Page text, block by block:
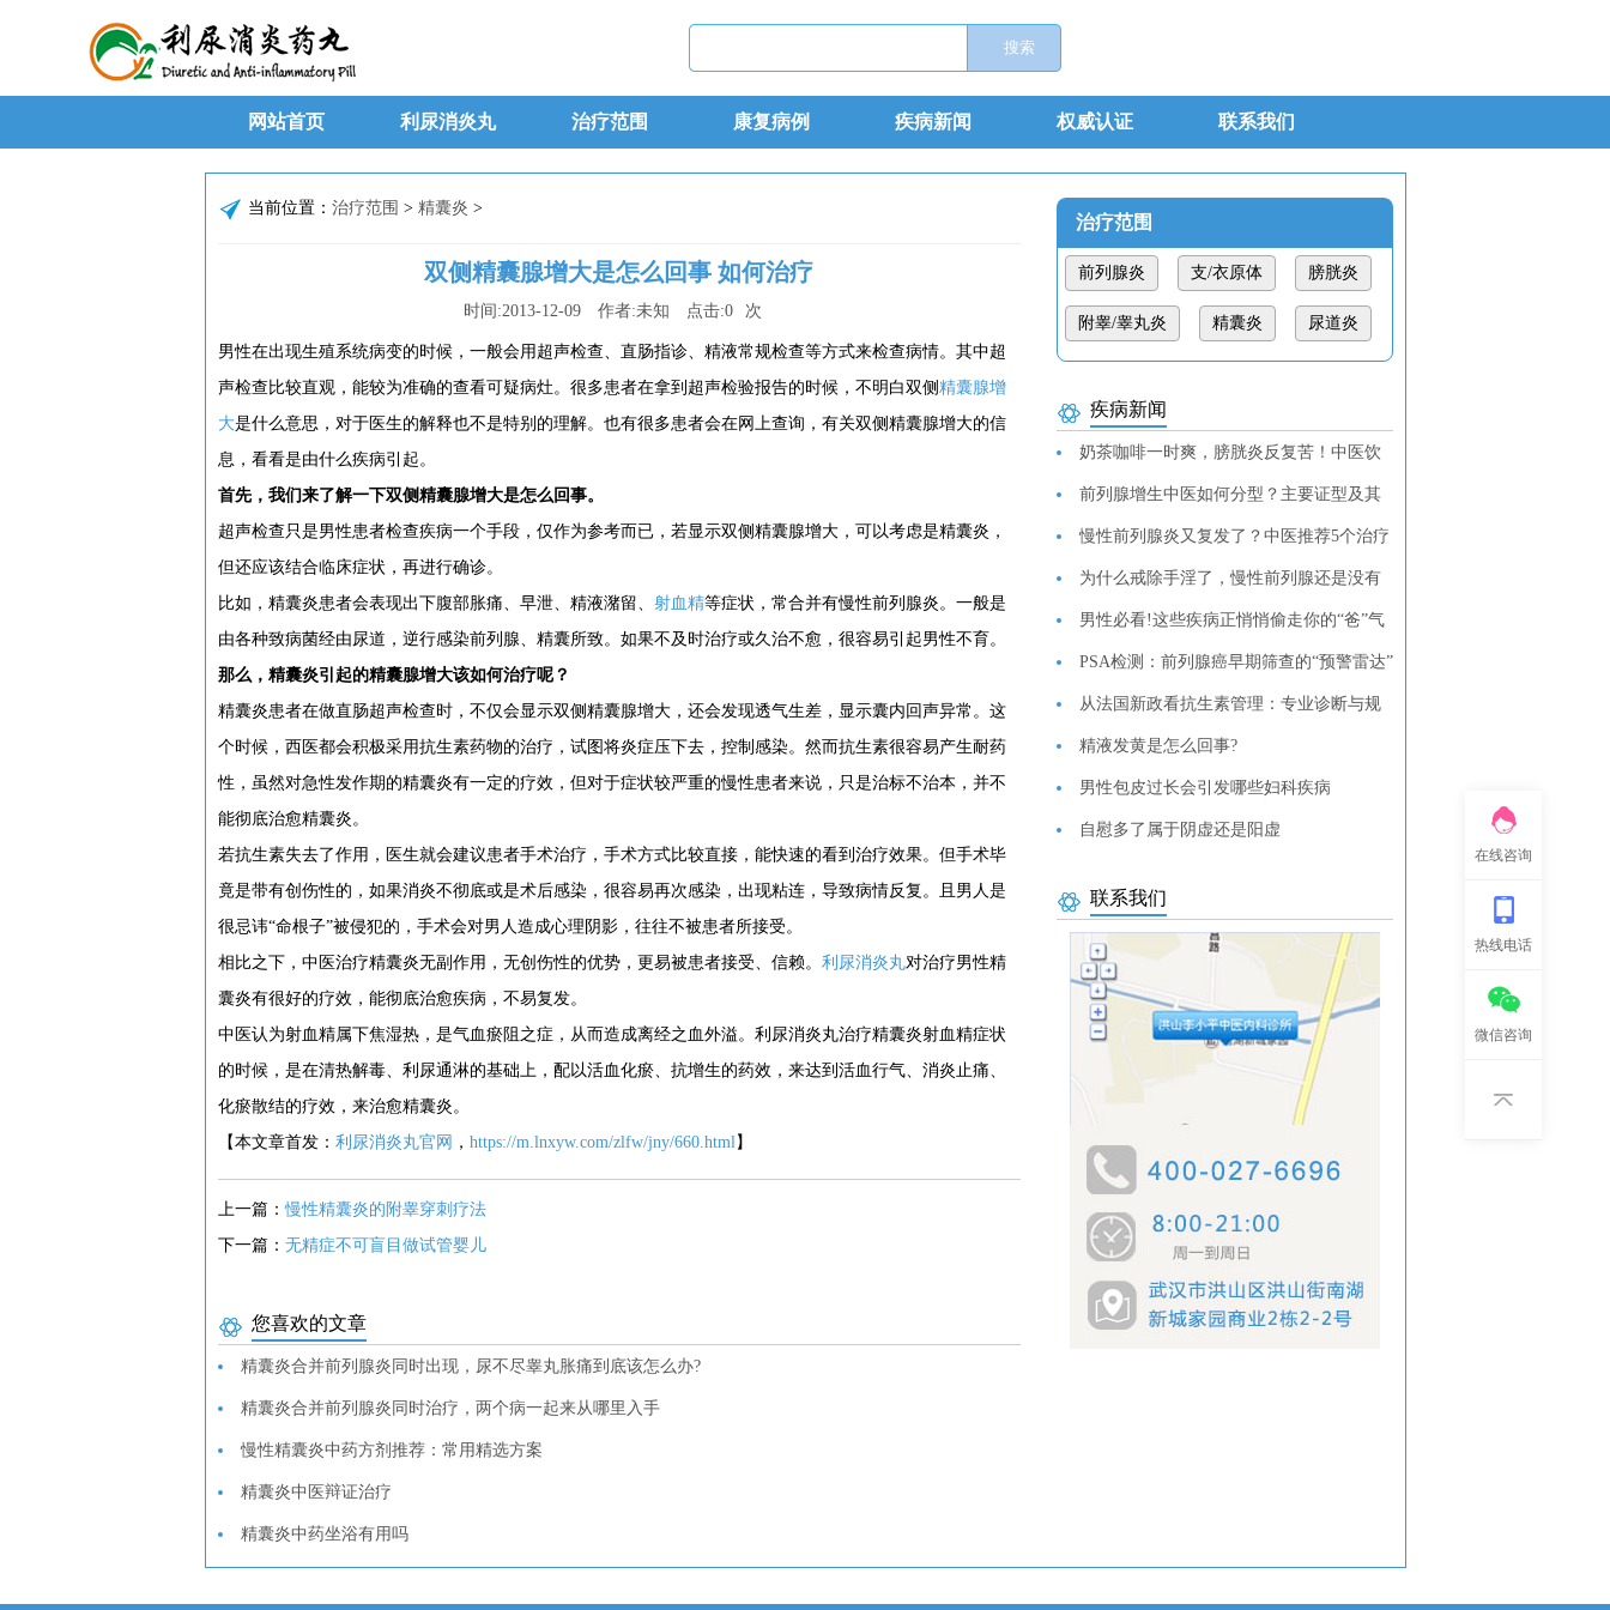
网站首页 利尿消炎丸 治疗范围 康复病例 疾病新闻 权威认证 联系我们
在线咨询
热线电话
微信咨询
当前位置： 治疗范围 > 精囊炎 >
双侧精囊腺增大是怎么回事 如何治疗
时间:2013-12-09 作者:未知 点击:0 次
男性在出现生殖系统病变的时候，一般会用超声检查、直肠指诊、精液常规检查等方式来检查病情。其中超
声检查比较直观，能较为准确的查看可疑病灶。很多患者在拿到超声检验报告的时候，不明白双侧 精囊腺增
大是什么意思，对于医生的解释也不是特别的理解。也有很多患者会在网上查询，有关双侧精囊腺增大的信
息，看看是由什么疾病引起。
首先，我们来了解一下双侧精囊腺增大是怎么回事。
超声检查只是男性患者检查疾病一个手段，仅作为参考而已，若显示双侧精囊腺增大，可以考虑是精囊炎，
但还应该结合临床症状，再进行确诊。
比如，精囊炎患者会表现出下腹部胀痛、早泄、精液潴留、 射血精等症状，常合并有慢性前列腺炎。一般是
由各种致病菌经由尿道，逆行感染前列腺、精囊所致。如果不及时治疗或久治不愈，很容易引起男性不育。
那么，精囊炎引起的精囊腺增大该如何治疗呢？
精囊炎患者在做直肠超声检查时，不仅会显示双侧精囊腺增大，还会发现透气生差，显示囊内回声异常。这
个时候，西医都会积极采用抗生素药物的治疗，试图将炎症压下去，控制感染。然而抗生素很容易产生耐药
性，虽然对急性发作期的精囊炎有一定的疗效，但对于症状较严重的慢性患者来说，只是治标不治本，并不
能彻底治愈精囊炎。
若抗生素失去了作用，医生就会建议患者手术治疗，手术方式比较直接，能快速的看到治疗效果。但手术毕
竟是带有创伤性的，如果消炎不彻底或是术后感染，很容易再次感染，出现粘连，导致病情反复。且男人是
很忌讳“命根子”被侵犯的，手术会对男人造成心理阴影，往往不被患者所接受。
相比之下，中医治疗精囊炎无副作用，无创伤性的优势，更易被患者接受、信赖。 利尿消炎丸对治疗男性精
囊炎有很好的疗效，能彻底治愈疾病，不易复发。
中医认为射血精属下焦湿热，是气血瘀阻之症，从而造成离经之血外溢。利尿消炎丸治疗精囊炎射血精症状
的时候，是在清热解毒、利尿通淋的基础上，配以活血化瘀、抗增生的药效，来达到活血行气、消炎止痛、
化瘀散结的疗效，来治愈精囊炎。
【本文章首发： 利尿消炎丸官网 ， https://m.lnxyw.com/zlfw/jny/660.html】
上一篇：慢性精囊炎的附睾穿刺疗法
下一篇： 无精症不可盲目做试管婴儿
您喜欢的文章
精囊炎合并前列腺炎同时出现，尿不尽睾丸胀痛到底该怎么办?
精囊炎合并前列腺炎同时治疗，两个病一起来从哪里入手
慢性精囊炎中药方剂推荐：常用精选方案
精囊炎中医辩证治疗
精囊炎中药坐浴有用吗
治疗范围
前列腺炎 支/衣原体 膀胱炎
附睾/睾丸炎 精囊炎 尿道炎
疾病新闻
奶茶咖啡一时爽，膀胱炎反复苦！中医饮
食调理教你找回清爽！
前列腺增生中医如何分型？主要证型及其
诊断特征
慢性前列腺炎又复发了？中医推荐5个治疗
前列腺疾病的中药方剂
为什么戒除手淫了，慢性前列腺还是没有
好？男性必看!这些疾病正悄悄偷走你的“爸”气
PSA检测：前列腺癌早期筛查的“预警雷达”
从法国新政看抗生素管理：专业诊断与规
范使用的重要性
精液发黄是怎么回事?
男性包皮过长会引发哪些妇科疾病
自慰多了属于阴虚还是阳虚
联系我们